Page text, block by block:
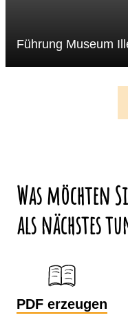
Führung Museum
Was möchten
als nächstes
PDF erzeugen